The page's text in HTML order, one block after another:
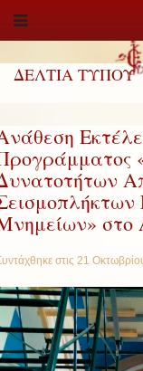
ΔΕΛΤΙΑ ΤΥΠΟΥ
στις 21